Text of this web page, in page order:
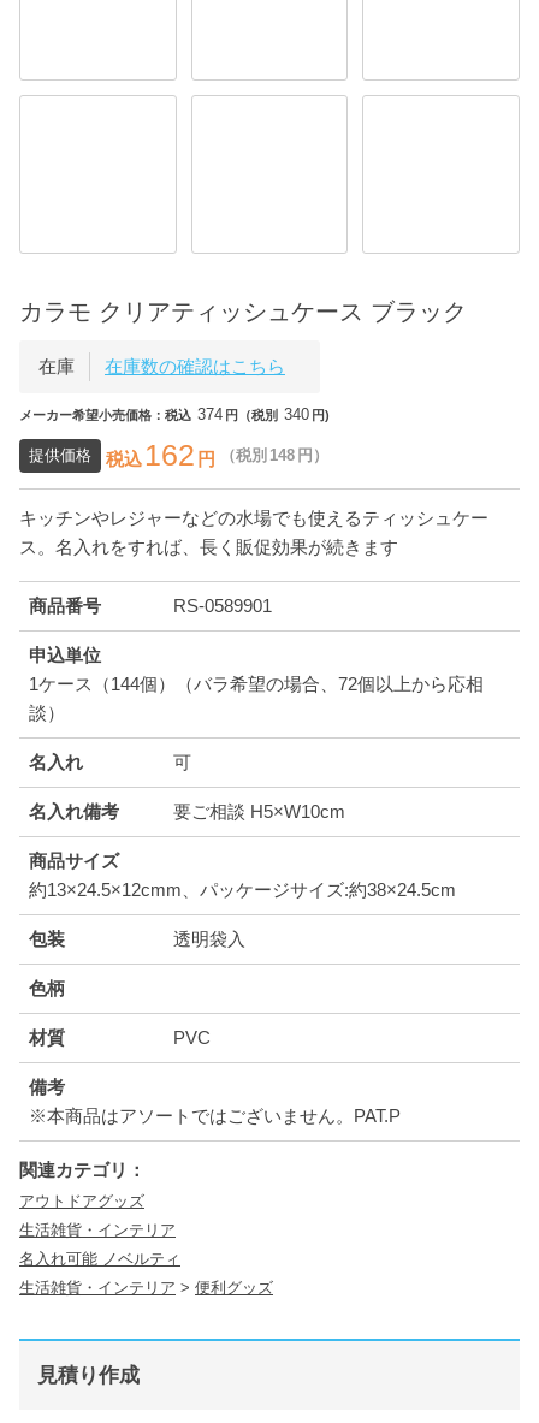
カラモ クリアティッシュケース ブラック
在庫 在庫数の確認はこちら
メーカー希望小売価格：税込 374 円（税別 340 円)
提供価格 税込 162 円 （税別 148 円）
キッチンやレジャーなどの水場でも使えるティッシュケー
ス。名入れをすれば、長く販促効果が続きます
商品番号 RS-0589901
申込単位
1ケース（144個）（バラ希望の場合、72個以上から応相
談）
名入れ 可
名入れ備考 要ご相談 H5×W10cm
商品サイズ
約13×24.5×12cmm、パッケージサイズ:約38×24.5cm
包装 透明袋入
色柄
材質 PVC
備考
※本商品はアソートではございません。PAT.P
関連カテゴリ：
アウトドアグッズ
生活雑貨・インテリア
名入れ可能 ノベルティ
生活雑貨・インテリア > 便利グッズ
見積り作成